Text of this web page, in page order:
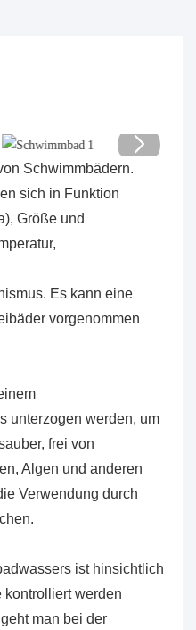
Schwimmbädern.
sich in Funktion
Größe und
Es kann eine
vorgenommen
unterzogen werden, um
frei von
Algen und anderen
Verwendung durch
ist hinsichtlich
kontrolliert werden
man bei der